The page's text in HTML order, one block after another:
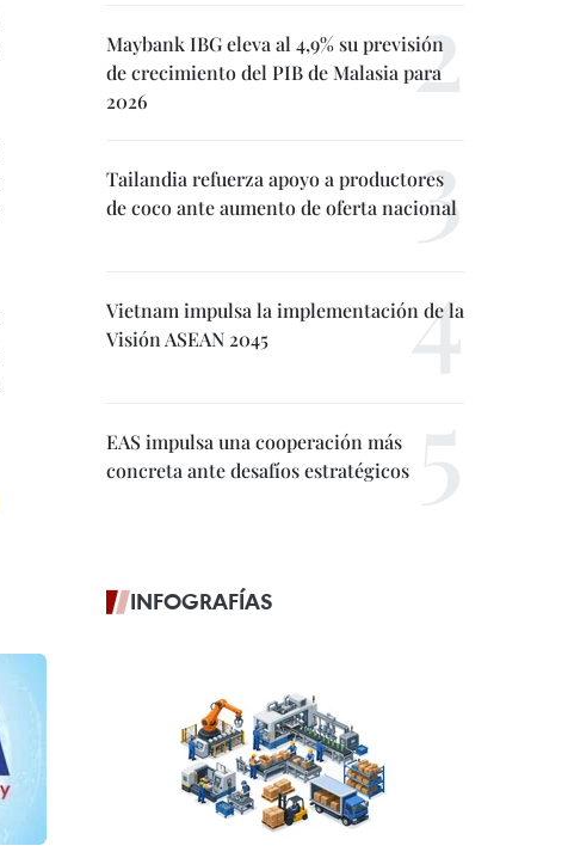
Maybank IBG eleva al 4,9% su previsión
de crecimiento del PIB de Malasia para
2026
Tailandia refuerza apoyo a productores
de coco ante aumento de oferta nacional
Vietnam impulsa la implementación de la
Visión ASEAN 2045
EAS impulsa una cooperación más
concreta ante desafíos estratégicos
INFOGRAFÍAS